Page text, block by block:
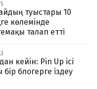
туыстары 10
көлемінде
талап етті
кейін: Pin Up ісі
блогерге іздеу